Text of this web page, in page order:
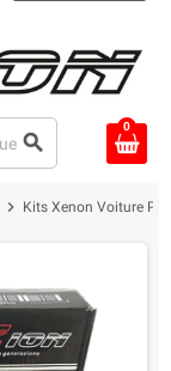
search
0
chevron_right Kits Xenon Voiture